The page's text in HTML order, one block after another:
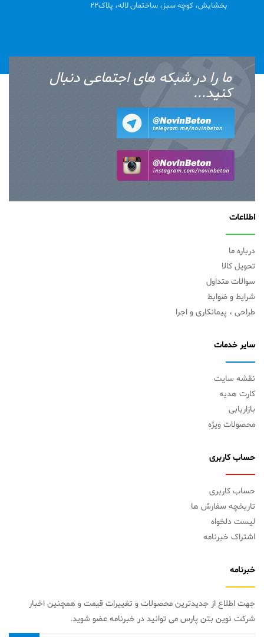
بخشایش، کوچه سبز، ساختمان لاله، پلاک22
ما را در شبکه های اجتماعی دنبال
کنید...
اطلاعات
درباره ما
تحویل کالا
سوالات متداول
شرایط و ضوابط
طراحی ، پیمانکاری و اجرا
سایر خدمات
نقشه سایت
کارت هدیه
بازاریابی
محصولات ویژه
حساب کاربری
حساب کاربری
تاریخچه سفارش ها
لیست دلخواه
اشتراک خبرنامه
خبرنامه
جهت اطلاع از جدیدترین محصولات و تغییرات قیمت و همچنین اخبار
شرکت نوین بتن پارس می توانید در خبرنامه عضو شوید.